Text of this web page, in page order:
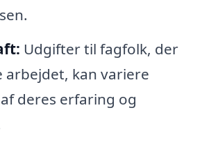
Udgifter til fagfolk, der
arbejdet, kan variere
deres erfaring og